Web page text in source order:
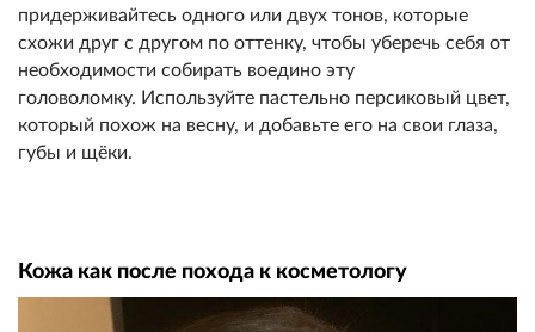
придерживайтесь одного или двух тонов, которые
схожи друг с другом по оттенку, чтобы уберечь себя от
необходимости собирать воедино эту
головоломку. Используйте пастельно персиковый цвет,
который похож на весну, и добавьте его на свои глаза,
губы и щёки.
Кожа как после похода к косметологу